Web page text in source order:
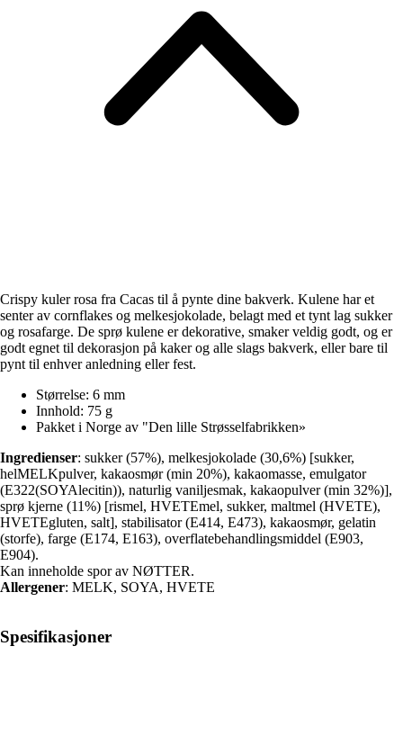
Crispy kuler rosa fra Cacas til å pynte dine bakverk. Kulene har et
senter av cornflakes og melkesjokolade, belagt med et tynt lag sukker
og rosafarge. De sprø kulene er dekorative, smaker veldig godt, og er
godt egnet til dekorasjon på kaker og alle slags bakverk, eller bare til
pynt til enhver anledning eller fest.
Størrelse: 6 mm
Innhold: 75 g
Pakket i Norge av "Den lille Strøsselfabrikken»
Ingredienser: sukker (57%), melkesjokolade (30,6%) [sukker,
helMELKpulver, kakaosmør (min 20%), kakaomasse, emulgator
(E322(SOYAlecitin)), naturlig vaniljesmak, kakaopulver (min 32%)],
sprø kjerne (11%) [rismel, HVETEmel, sukker, maltmel (HVETE),
HVETEgluten, salt], stabilisator (E414, E473), kakaosmør, gelatin
(storfe), farge (E174, E163), overflatebehandlingsmiddel (E903,
E904).
Kan inneholde spor av NØTTER.
Allergener: MELK, SOYA, HVETE
Spesifikasjoner